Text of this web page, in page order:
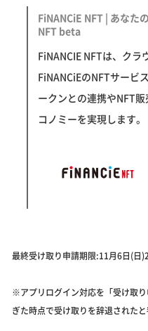
FiNANCiE NFT | あなた
NFT beta
FiNANCIE NFTは、クラ
FiNANCiEのNFTサービ
ークンとの連携やNFT
コノミーを実現します。
最終受け取り申請期限:11月6日(日
※アプリログイン対応を「受け取
ぎた時点で受け取りを辞退された